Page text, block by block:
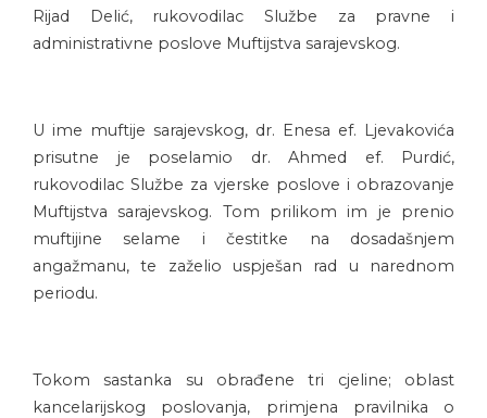
Rijad Delić, rukovodilac Službe za pravne i
administrativne poslove Muftijstva sarajevskog.
U ime muftije sarajevskog, dr. Enesa ef. Ljevakovića
prisutne je poselamio dr. Ahmed ef. Purdić,
rukovodilac Službe za vjerske poslove i obrazovanje
Muftijstva sarajevskog. Tom prilikom im je prenio
muftijine selame i čestitke na dosadašnjem
angažmanu, te zaželio uspješan rad u narednom
periodu.
Tokom sastanka su obrađene tri cjeline; oblast
kancelarijskog poslovanja, primjena pravilnika o